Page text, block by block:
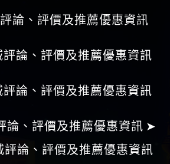
城評論、評價及推薦優惠資訊
評論、評價及推薦優惠資訊
評論、評價及推薦優惠資訊
論、評價及推薦優惠資訊 ➤